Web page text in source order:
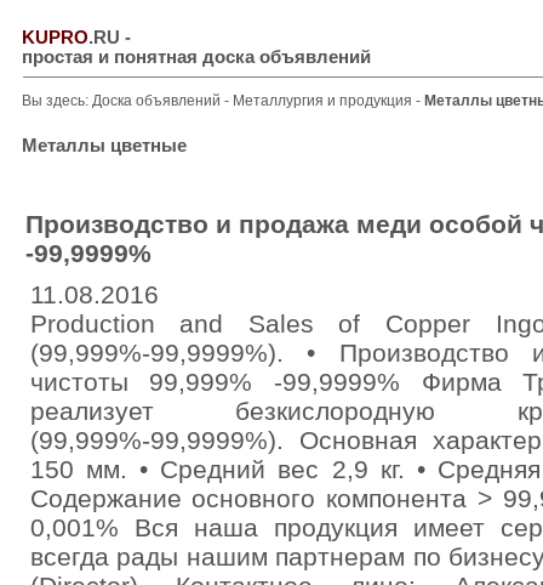
KUPRO.RU -
простая и понятная доска объявлений
Вы здесь: Доска объявлений - Металлургия и продукция - Металлы
Металлы цветные
Производство и продажа меди особой
-99,9999%
11.08.2016
Production and Sales of Copper
(99,999%-99,9999%). •
чистоты 99,999% -99,9999% Фирма
реализует безкислородную
(99,999%-99,9999%). Основная
150 мм. • Средний вес 2,9 кг. •
Содержание основного компонента >
0,001% Вся наша продукция имеет
всегда рады нашим партнерам по